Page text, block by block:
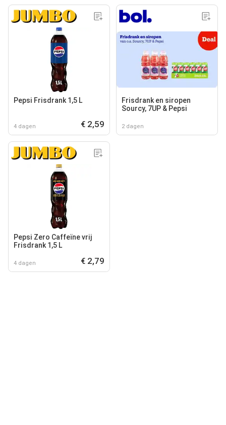
Pepsi Frisdrank 1,5 L
4 dagen € 2,59
Frisdrank en siropen
Sourcy, 7UP & Pepsi
2 dagen
Pepsi Zero Caffeïne vrij
Frisdrank 1,5 L
4 dagen € 2,79